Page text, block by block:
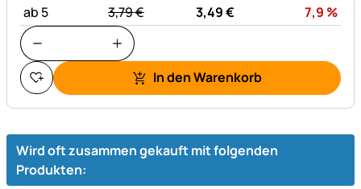
ab 5
statt:
3,79€ 3,49€ 7,9 %
In den Warenkorb
Wird oft zusammen gekauft mit folgenden
Produkten: